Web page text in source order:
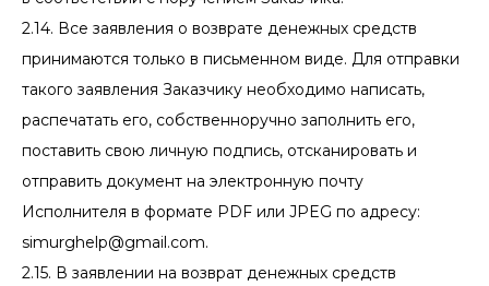
2.14. Все заявления о возврате денежных средств
принимаются только в письменном виде. Для отправки
такого заявления Заказчику необходимо написать,
распечатать его, собственноручно заполнить его,
поставить свою личную подпись, отсканировать и
отправить документ на электронную почту
Исполнителя в формате PDF или JPEG по адресу:
simurghelp@gmail.com.
2.15. В заявлении на возврат денежных средств